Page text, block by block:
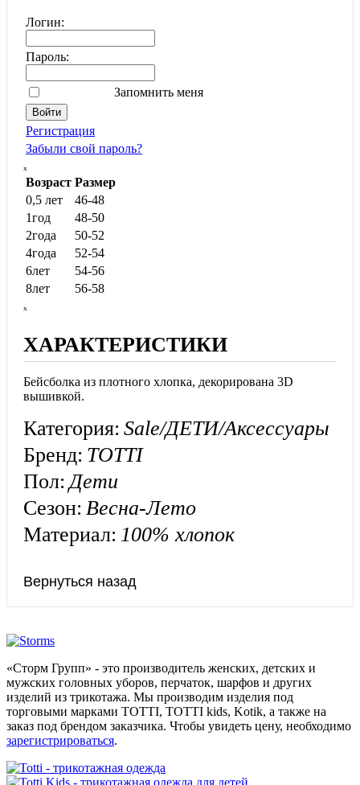
Логин:
Пароль:
Запомнить меня
Регистрация
Забыли свой пароль?
ₓ
Возраст Размер
0,5 лет
46-48
1год
48-50
2года
50-52
4года
52-54
6лет
54-56
8лет
56-58
ₓ
ХАРАКТЕРИСТИКИ
Бейсболка из плотного хлопка, декорирована 3D
вышивкой.
Категория: Sale/ДЕТИ/Аксессуары
Бренд: TOTTI
Пол: Дети
Сезон: Весна-Лето
Материал: 100% хлопок
«Сторм Групп» - это производитель женских, детских и
мужских головных уборов, перчаток, шарфов и других
изделий из трикотажа. Мы производим изделия под
торговыми марками TOTTI, TOTTI kids, Kotik, а также на
заказ под брендом заказчика. Чтобы увидеть цену, необходимо
зарегистрироваться.